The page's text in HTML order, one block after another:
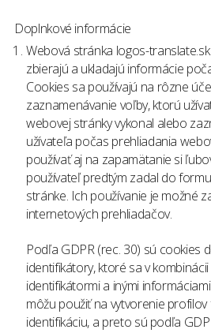
Doplnkové informácie
Webová stránka logos-
zbierajú a ukladajú informácie
Cookies sa používajú na rôzne
zaznamenávanie voľby, ktorú
webovej stránky vykonal alebo
užívateľa počas prehliadania
používať aj na zapamätanie si
používateľ predtým zadal do
stránke. Ich používanie je možné
internetových prehliadačov.
Podľa GDPR (rec. 30) sú cookies
identifikátory, ktoré sa v
identifikátormi a inými
môžu použiť na vytvorenie
identifikáciu, a preto sú podľa